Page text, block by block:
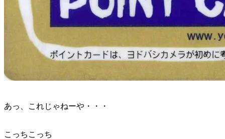
あっ、これじゃねーや・・・
こっちこっち